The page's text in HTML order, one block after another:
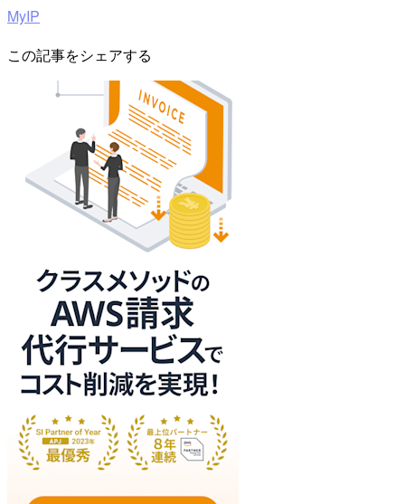
MyIP
この記事をシェアする